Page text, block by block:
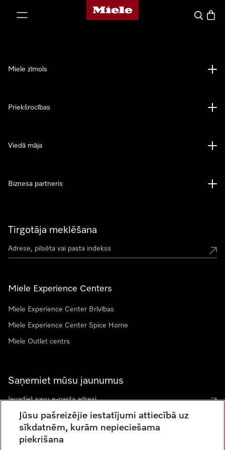
Miele mājas lapa
Tirgotāja meklēšana
Miele Experience Centers
Miele Experience Center Brīvības
Miele Experience Center Spice Home
Miele Outlet centrs
Saņemiet mūsu jaunumus
Miele zīmols
Priekšrocības
Viedā māja
Biznesa partneris
Jūsu pašreizējie iestatījumi attiecībā uz
sīkdatnēm, kurām nepieciešama
piekrišana